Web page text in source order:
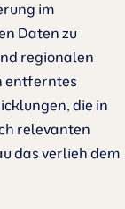
im
Daten zu
regionalen
entferntes
die in
relevanten
das verlieh dem